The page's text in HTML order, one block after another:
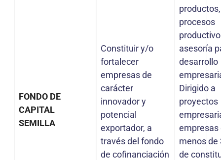
FONDO DE
CAPITAL
SEMILLA
Constituir y/o
fortalecer
empresas de
carácter
innovador y
potencial
exportador, a
través del fondo
de cofinanciación
productos,
procesos
asesoría
desarrollo
Dirigido a
proyectos
empresas
menos de
de